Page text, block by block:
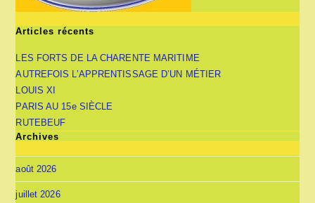
Articles récents
LES FORTS DE LA CHARENTE MARITIME
AUTREFOIS L’APPRENTISSAGE D’UN MÉTIER
LOUIS XI
PARIS AU 15e SIÈCLE
RUTEBEUF
Archives
août 2026
juillet 2026